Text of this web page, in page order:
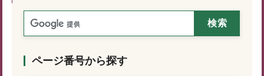
ページ番号から探す